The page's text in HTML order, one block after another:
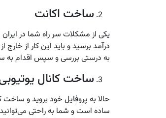
ساخت اکانت
یکی از مشکلات سر راه شما در
درآمد برسید و باید این کار از
به درستی بررسی و سپس اقدام به
ساخت کانال
ساده است و شما به راحتی